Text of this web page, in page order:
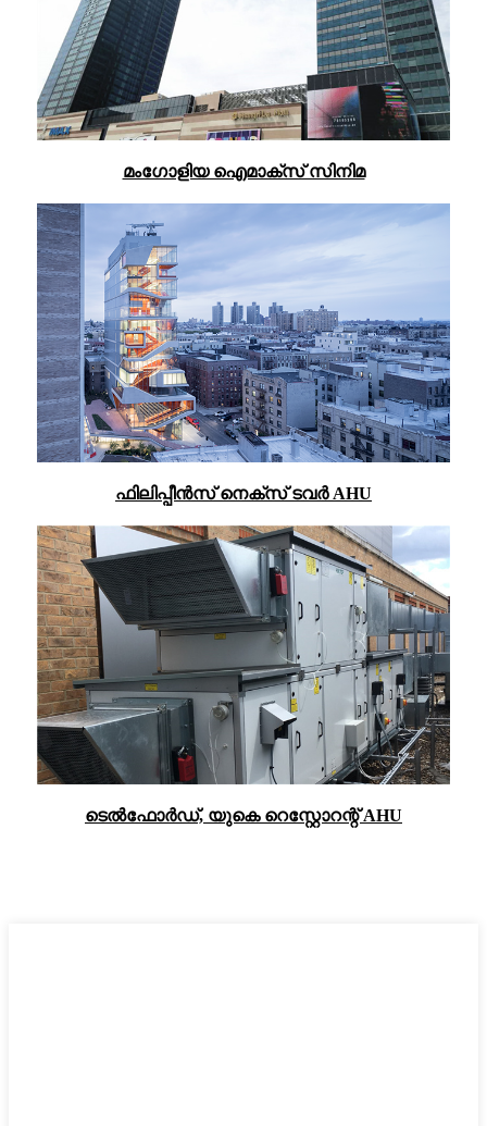
മംഗോളിയ ഐമാക്സ് സിനിമ
ഫിലിപ്പീൻസ് നെക്സ് ടവർ AHU
ടെൽഫോർഡ്, യുകെ റെസ്റ്റോറന്റ് AHU